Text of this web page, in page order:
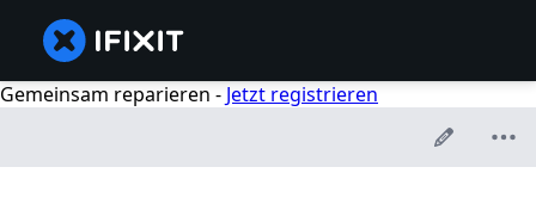
Gemeinsam reparieren - Jetzt registrieren